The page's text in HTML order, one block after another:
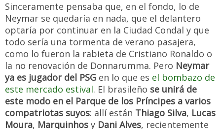
Sinceramente pensaba que, en el fondo, lo de
Neymar se quedaría en nada, que el delantero
optaría por continuar en la Ciudad Condal y que
todo sería una tormenta de verano pasajera,
como lo fueron la rabieta de Cristiano Ronaldo o
la no renovación de Donnarumma. Pero Neymar
ya es jugador del PSG en lo que es el bombazo de
este mercado estival. El brasileño se unirá de
este modo en el Parque de los Príncipes a varios
compatriotas suyos: allí están Thiago Silva, Lucas
Moura, Marquinhos y Dani Alves, recientemente